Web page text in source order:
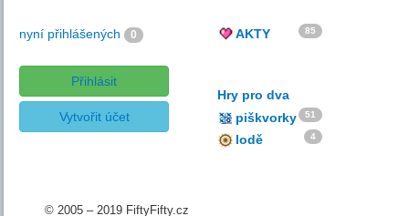
nyní přihlášených 0
Přihlásit
Vytvořit účet
AKTY 85
Hry pro dva
piškvorky
51
lodě 4
© 2005 – 2019 FiftyFifty.cz